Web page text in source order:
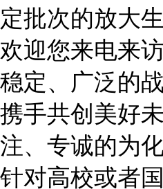
定批次的放大
欢迎您来电来
稳定、广泛的
携手共创美好
注、专诚的为
针对高校或者